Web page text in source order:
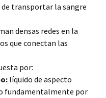
de transportar la sangre
densas redes en la
que conectan las
por:
líquido de aspecto
fundamentalmente por